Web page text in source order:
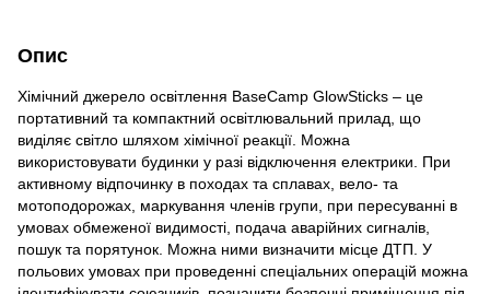
Опис
Хімічний джерело освітлення BaseCamp GlowSticks – це
портативний та компактний освітлювальний прилад, що
виділяє світло шляхом хімічної реакції. Можна
використовувати будинки у разі відключення електрики. При
активному відпочинку в походах та сплавах, вело- та
мотоподорожах, маркування членів групи, при пересуванні в
умовах обмеженої видимості, подача аварійних сигналів,
пошук та порятунок. Можна ними визначити місце ДТП. У
польових умовах при проведенні спеціальних операцій можна